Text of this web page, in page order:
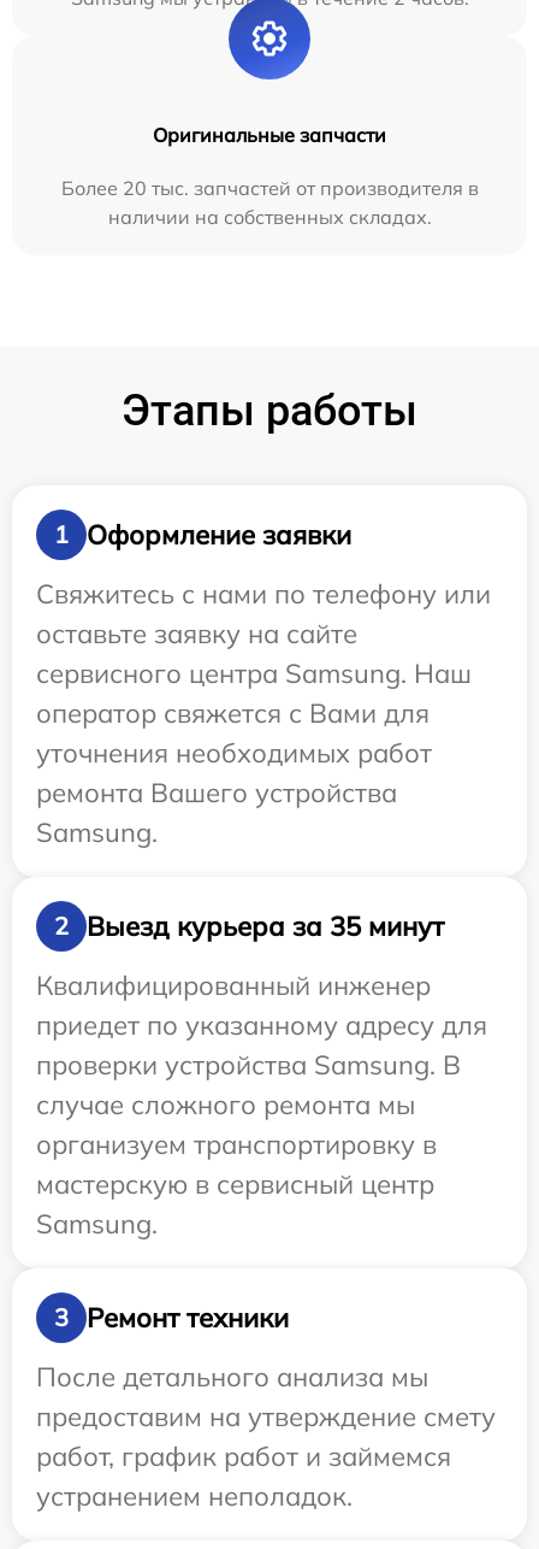
Оригинальные запчасти
Более 20 тыс. запчастей от производителя в
наличии на собственных складах.
Этапы работы
1
Оформление заявки
Свяжитесь с нами по телефону или
оставьте заявку на сайте
сервисного центра Samsung. Наш
оператор свяжется с Вами для
уточнения необходимых работ
ремонта Вашего устройства
Samsung.
2
Выезд курьера за 35 минут
Квалифицированный инженер
приедет по указанному адресу для
проверки устройства Samsung. В
случае сложного ремонта мы
организуем транспортировку в
мастерскую в сервисный центр
Samsung.
3
Ремонт техники
После детального анализа мы
предоставим на утверждение смету
работ, график работ и займемся
устранением неполадок.